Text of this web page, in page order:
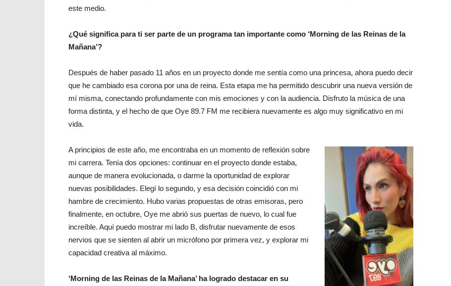
este medio.
¿Qué significa para ti ser parte de un programa tan importante como ‘Morning de las Reinas de la
Mañana’?
Después de haber pasado 11 años en un proyecto donde me sentía como una princesa, ahora puedo decir
que he cambiado esa corona por una de reina. Esta etapa me ha permitido descubrir una nueva versión de
mí misma, conectando profundamente con mis emociones y con la audiencia. Disfruto la música de una
forma distinta, y el hecho de que Oye 89.7 FM me recibiera nuevamente es algo muy significativo en mi
vida.
A principios de este año, me encontraba en un momento de reflexión sobre
mi carrera. Tenía dos opciones: continuar en el proyecto donde estaba,
aunque de manera evolucionada, o darme la oportunidad de explorar
nuevas posibilidades. Elegí lo segundo, y esa decisión coincidió con mi
hambre de crecimiento. Hubo varias propuestas de otras emisoras, pero
finalmente, en octubre, Oye me abrió sus puertas de nuevo, lo cual fue
increíble. Aquí puedo mostrar mi lado B, disfrutar nuevamente de esos
nervios que se sienten al abrir un micrófono por primera vez, y explorar mi
capacidad creativa al máximo.
‘Morning de las Reinas de la Mañana’ ha logrado destacar en su